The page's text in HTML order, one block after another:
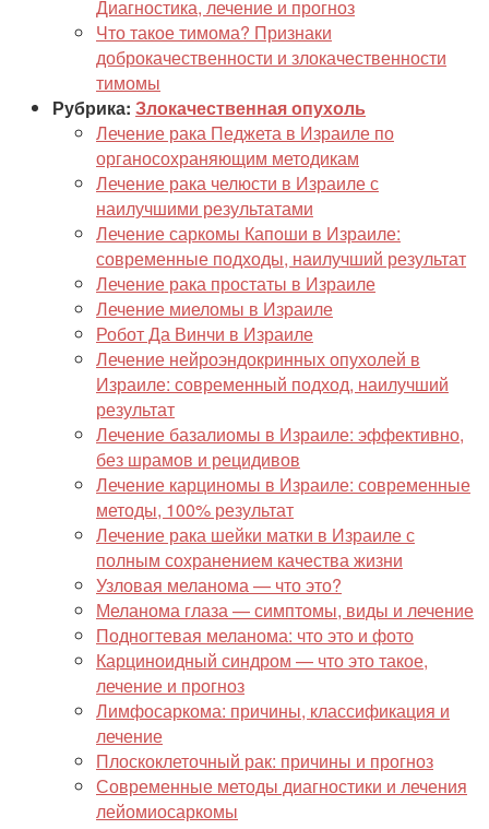
Диагностика, лечение и прогноз
Что такое тимома? Признаки
доброкачественности и злокачественности
тимомы
Рубрика: Злокачественная опухоль
Лечение рака Педжета в Израиле по
органосохраняющим методикам
Лечение рака челюсти в Израиле с
наилучшими результатами
Лечение саркомы Капоши в Израиле:
современные подходы, наилучший результат
Лечение рака простаты в Израиле
Лечение миеломы в Израиле
Робот Да Винчи в Израиле
Лечение нейроэндокринных опухолей в
Израиле: современный подход, наилучший
результат
Лечение базалиомы в Израиле: эффективно,
без шрамов и рецидивов
Лечение карциномы в Израиле: современные
методы, 100% результат
Лечение рака шейки матки в Израиле с
полным сохранением качества жизни
Узловая меланома — что это?
Меланома глаза — симптомы, виды и лечение
Подногтевая меланома: что это и фото
Карциноидный синдром — что это такое,
лечение и прогноз
Лимфосаркома: причины, классификация и
лечение
Плоскоклеточный рак: причины и прогноз
Современные методы диагностики и лечения
лейомиосаркомы